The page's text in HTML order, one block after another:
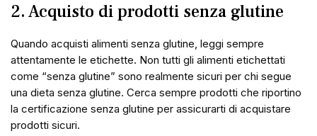
2. Acquisto di prodotti senza glutine
Quando acquisti alimenti senza glutine, leggi sempre
attentamente le etichette. Non tutti gli alimenti etichettati
come “senza glutine” sono realmente sicuri per chi segue
una dieta senza glutine. Cerca sempre prodotti che riportino
la certificazione senza glutine per assicurarti di acquistare
prodotti sicuri.